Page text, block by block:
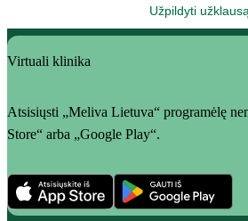
Užpildyti užklausą
Virtuali klinika
Atsisiųsti „Meliva Lietuva“ programėlę
Store“ arba „Google Play“.